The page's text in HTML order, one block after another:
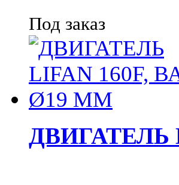
Под заказ
ДВИГАТЕЛЬ